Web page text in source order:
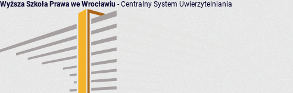
Wyższa Szkoła Prawa we Wrocławiu - Centralny System Uwierzytelniania